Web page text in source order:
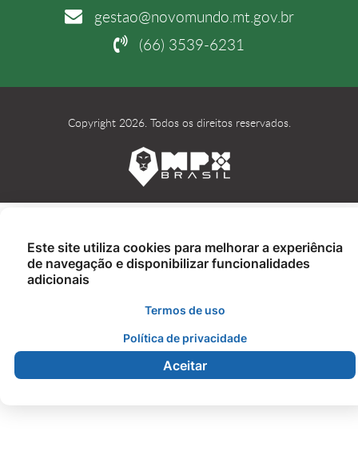
gestao@novomundo.mt.gov.br
(66) 3539-6231
Copyright 2026. Todos os direitos reservados.
Este site utiliza cookies para melhorar a experiência
de navegação e disponibilizar funcionalidades
adicionais
Termos de uso
Política de privacidade
Aceitar